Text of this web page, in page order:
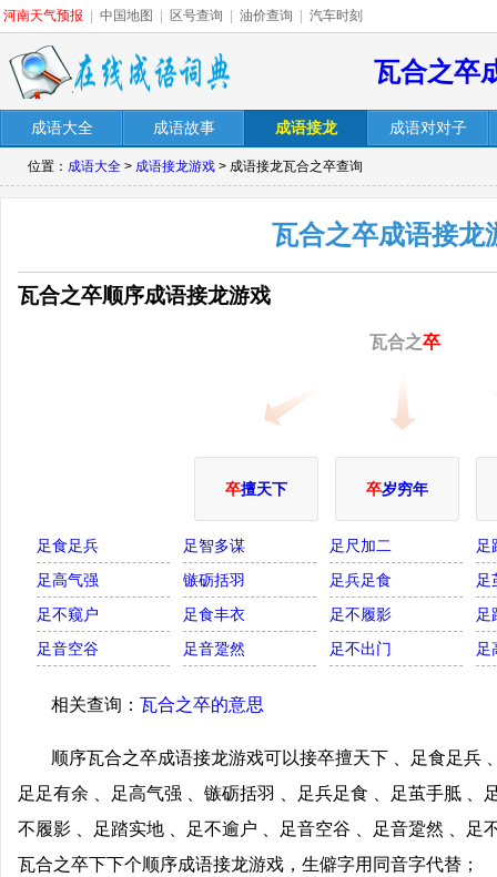
河南天气预报 中国地图 区号查询 油价查询 汽车时刻
瓦合之卒
成语大全 成语故事 成语接龙 成语对对子
位置： 成语大全 > 成语接龙游戏 > 成语接龙瓦合之卒查询
瓦合之卒成语接龙
瓦合之卒顺序成语接龙游戏
瓦合之卒
卒擅天下 卒岁穷年
足食足兵 足智多谋 足尺加二
足
足高气强
镞砺括羽 足兵足食
足
足不窥户
足食丰衣 足不履影
足
足音空谷
足音跫然 足不出门 足
相关查询： 瓦合之卒的意思
顺序瓦合之卒成语接龙游戏可以接卒擅天下 、足食足兵
足足有余 、足高气强 、镞砺括羽 、足兵足食 、足茧手胝 、
不履影 、足踏实地 、足不逾户 、足音空谷 、足音跫然 、足
瓦合之卒下下个顺序成语接龙游戏，生僻字用同音字代替；